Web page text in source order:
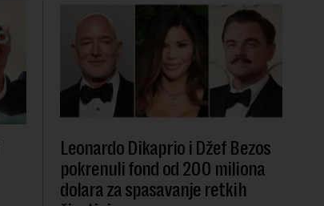
Leonardo Dikaprio i Džef Bezos
pokrenuli fond od 200 miliona
dolara za spasavanje retkih